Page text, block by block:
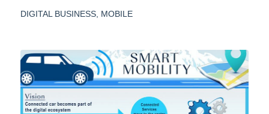
DIGITAL BUSINESS, MOBILE